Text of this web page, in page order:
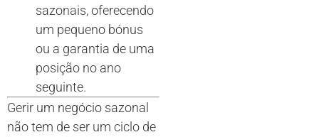
sazonais, oferecendo
um pequeno bónus
ou a garantia de uma
posição no ano
seguinte.
Gerir um negócio sazonal
não tem de ser um ciclo de